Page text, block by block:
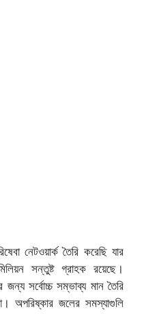
নেটওয়ার্ক তৈরি করেছি যার
সন্তুষ্ট গ্রাহক রয়েছে।
সর্বোচ্চ সম্ভাব্য মান তৈরি
অপরিষ্কার জলের সমস্যাগুলি